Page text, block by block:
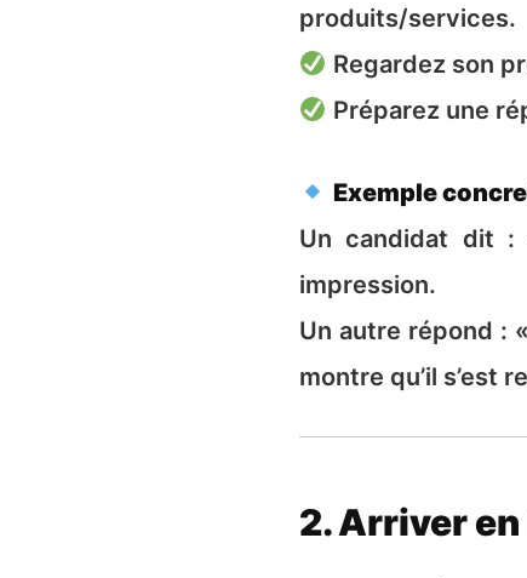
produits/services.
Regardez son
Préparez une
Exemple
Un candidat dit :
impression.
Un autre répond :
montre qu’il s’est
2. Arriver